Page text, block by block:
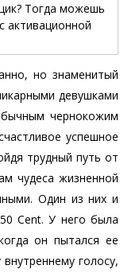
Тогда можешь
активационной
но знаменитый
девушками
чернокожим
успешное
трудный путь от
чудеса жизненной
Один из них и
Cent. У него была
он пытался ее
голосу,